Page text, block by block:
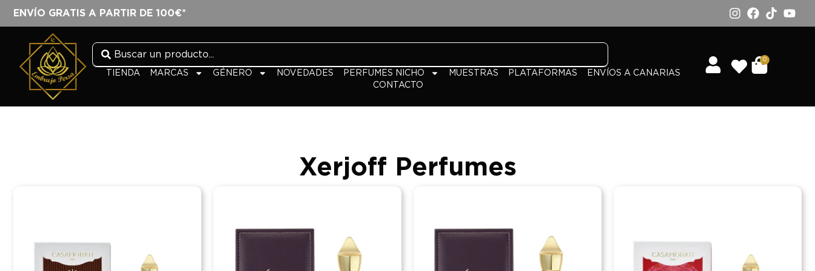
ENVÍO GRATIS A PARTIR DE 100€*
TIENDA MARCAS GÉNERO NOVEDADES PERFUMES NICHO MUESTRAS PLATAFORMAS
ENVÍOS A CANARIAS
CONTACTO
0
Xerjoff Perfumes